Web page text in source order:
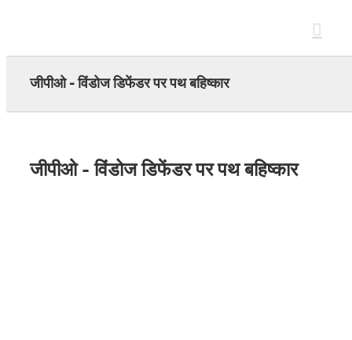
जीपीओ - विंडोज डिफेंडर पर पथ बहिष्कार
जीपीओ - विंडोज डिफेंडर पर पथ बहिष्कार